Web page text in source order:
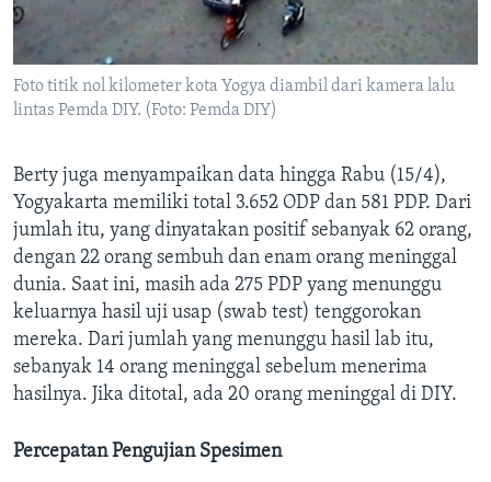
Foto titik nol kilometer kota Yogya diambil dari kamera lalu
lintas Pemda DIY. (Foto: Pemda DIY)
Berty juga menyampaikan data hingga Rabu (15/4),
Yogyakarta memiliki total 3.652 ODP dan 581 PDP. Dari
jumlah itu, yang dinyatakan positif sebanyak 62 orang,
dengan 22 orang sembuh dan enam orang meninggal
dunia. Saat ini, masih ada 275 PDP yang menunggu
keluarnya hasil uji usap (swab test) tenggorokan
mereka. Dari jumlah yang menunggu hasil lab itu,
sebanyak 14 orang meninggal sebelum menerima
hasilnya. Jika ditotal, ada 20 orang meninggal di DIY.
Percepatan Pengujian Spesimen